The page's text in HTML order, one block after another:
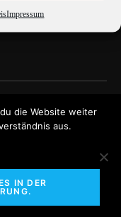
Impressum
die Website weiter
aus.
IN DER